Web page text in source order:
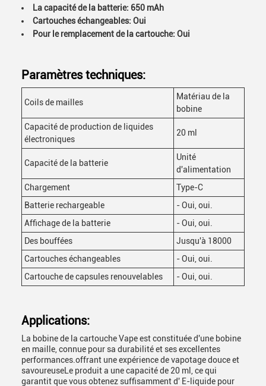
La capacité de la batterie: 650 mAh
Cartouches échangeables: Oui
Pour le remplacement de la cartouche: Oui
Paramètres techniques:
Coils de mailles
Matériau de la
bobine
Capacité de production de liquides
électroniques
20 ml
Capacité de la batterie
Unité
d'alimentation
Chargement
Type-C
Batterie rechargeable
- Oui, oui.
Affichage de la batterie
- Oui, oui.
Des bouffées
Jusqu'à 18000
Cartouches échangeables
- Oui, oui.
Cartouche de capsules renouvelables
- Oui, oui.
Applications:
La bobine de la cartouche Vape est constituée d'une bobine
en maille, connue pour sa durabilité et ses excellentes
performances.offrant une expérience de vapotage douce et
savoureuseLe produit a une capacité de 20 ml, ce qui
garantit que vous obtenez suffisamment d' E-liquide pour